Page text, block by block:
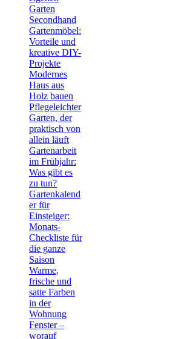
Garten
Secondhand
Gartenmöbel:
Vorteile und
kreative DIY-
Projekte
Modernes
Haus aus
Holz bauen
Pflegeleichter
Garten, der
praktisch von
allein läuft
Gartenarbeit
im Frühjahr:
Was gibt es
zu tun?
Gartenkalend
er für
Einsteiger:
Monats-
Checkliste für
die ganze
Saison
Warme,
frische und
satte Farben
in der
Wohnung
Fenster –
worauf